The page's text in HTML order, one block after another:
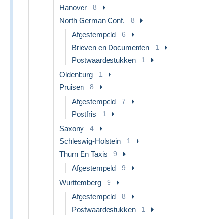
Hanover 8
North German Conf. 8
Afgestempeld 6
Brieven en Documenten 1
Postwaardestukken 1
Oldenburg 1
Pruisen 8
Afgestempeld 7
Postfris 1
Saxony 4
Schleswig-Holstein 1
Thurn En Taxis 9
Afgestempeld 9
Wurttemberg 9
Afgestempeld 8
Postwaardestukken 1